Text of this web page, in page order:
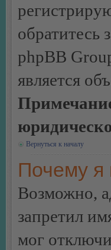
обратитесь
phpBB
является
Вернуться к началу
Почему я
Возможно,
запретил
мог